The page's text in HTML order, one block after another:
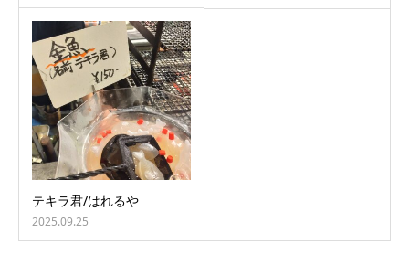
テキラ君/はれるや
2025.09.25